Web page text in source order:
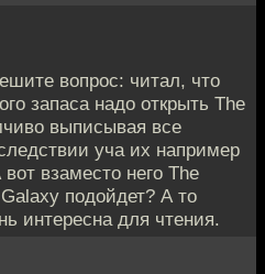
вопрос: читал, что
запаса надо открыть The
выписывая все
уча их например
взаместо него The
подойдет? А то
интересна для чтения.